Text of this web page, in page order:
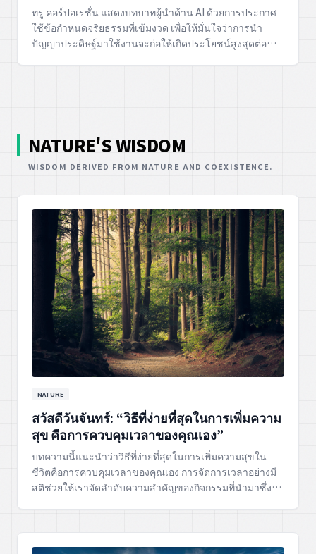
ทรู คอร์ปอเรชั่น แสดงบทบาทผู้นำด้าน AI ด้วยการประกาศ
ใช้ข้อกำหนดจริยธรรมที่เข้มงวด เพื่อให้มั่นใจว่าการนำ
ปัญญาประดิษฐ์มาใช้งานจะก่อให้เกิดประโยชน์สูงสุดต่อ
NATURE'S WISDOM
WISDOM DERIVED FROM NATURE AND COEXISTENCE.
NATURE
สวัสดีวันจันทร์: “วิธีที่ง่ายที่สุดในการเพิ่มความ
สุข คือการควบคุมเวลาของคุณเอง”
บทความนี้แนะนำว่าวิธีที่ง่ายที่สุดในการเพิ่มความสุขใน
ชีวิตคือการควบคุมเวลาของคุณเอง การจัดการเวลาอย่างมี
สติช่วยให้เราจัดลำดับความสำคัญของกิจกรรมที่นำมาซึ่ง